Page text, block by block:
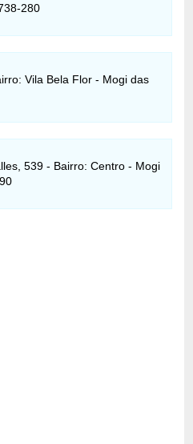
280
Vila Bela Flor - Mogi das
539 - Bairro: Centro - Mogi